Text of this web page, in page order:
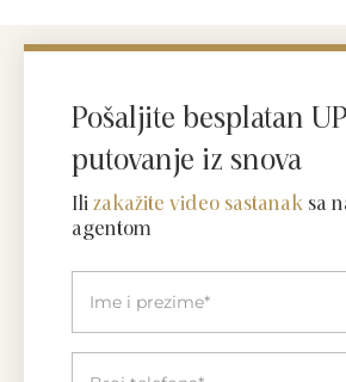
Pošaljite besplatan
putovanje iz snova
Ili zakažite video sastanak sa
agentom